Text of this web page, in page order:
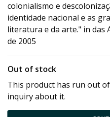
colonialismo e
identidade nacional e as
literatura e da arte." in das
de 2005
Out of stock
This product has run out
inquiry about it.